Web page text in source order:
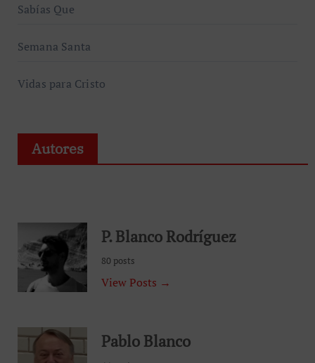
Sabías Que
Semana Santa
Vidas para Cristo
Autores
P. Blanco Rodríguez
80 posts
View Posts →
Pablo Blanco